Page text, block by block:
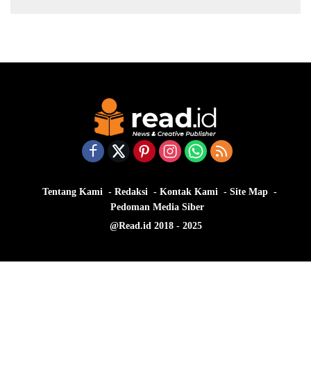
Tentang Kami Redaksi Kontak Kami
Site Map
Pedoman Media Siber
@Read.id 2018 - 2025